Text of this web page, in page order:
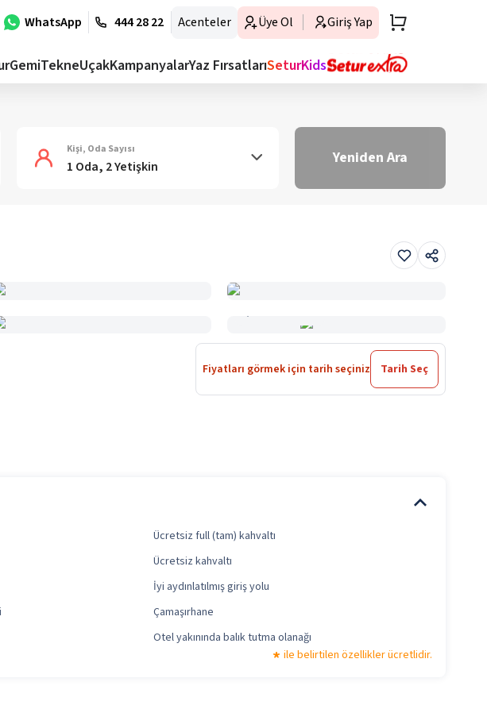
WhatsApp 444 28 22 Acenteler Üye Ol Giriş Yap
GemiTekneUçakKampanyalarYaz FırsatlarıSeturKids
Kişi, Oda Sayısı
1 Oda, 2 Yetişkin Yeniden Ara
Fiyatları görmek için tarih seçiniz Tarih Seç
Ücretsiz full (tam) kahvaltı
Ücretsiz kahvaltı
İyi aydınlatılmış giriş yolu
Çamaşırhane
Otel yakınında balık tutma olanağı
ile belirtilen özellikler ücretlidir.